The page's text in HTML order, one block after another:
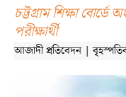
চট্টগ্রাম শিক্ষা
পরীক্ষার্থী
আজাদী প্রতিবেদন |